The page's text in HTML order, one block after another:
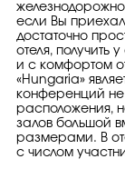
если Вы
достаточно
отеля, получить
и с комфортом
«Hungaria»
конференций не
расположения,
залов большой
размерами. В
с числом